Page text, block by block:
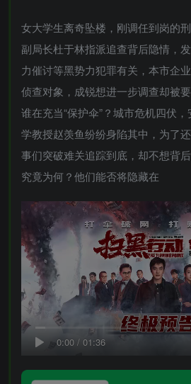
女大学生离奇坠楼，刚调任到岗的
副局长杜于林指派追查背后隐情，
力催讨等黑势力犯罪有关，本市企
侦查对象，成锐想进一步调查却被
谁在充当“保护伞”？城市危机四伏
学教授赵羡鱼纷纷身陷其中，为了
事们突破难关追踪到底，却不想背
究竟为何？他们能否将隐藏在
0:00 / 01:36